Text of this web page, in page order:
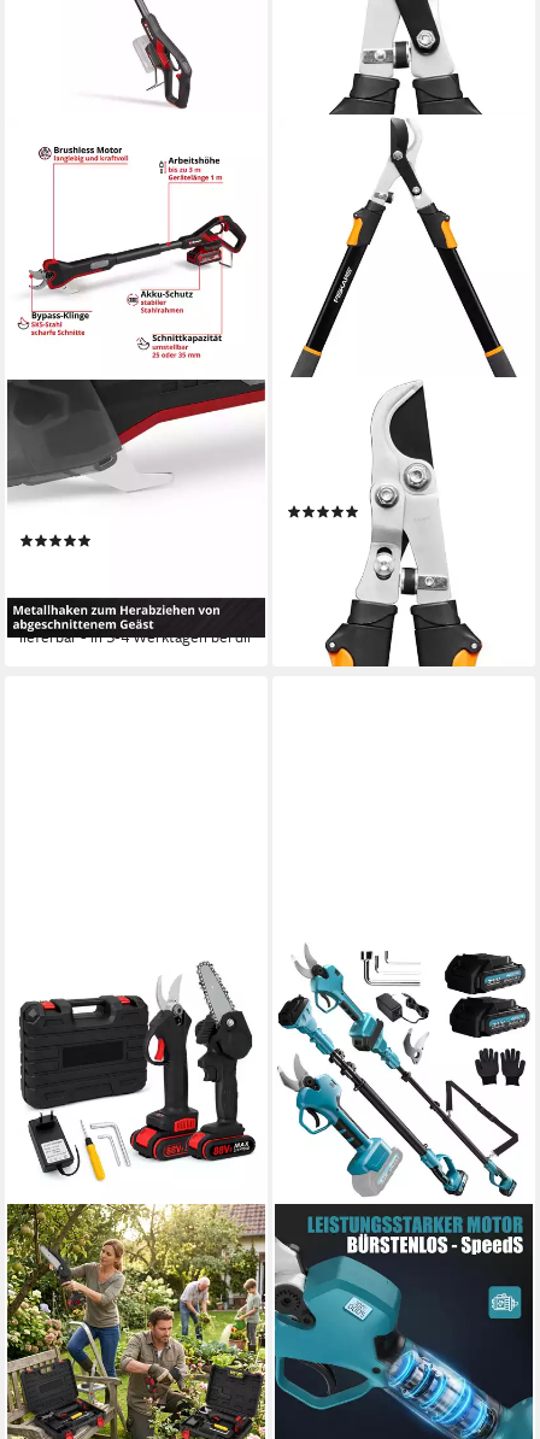
Akku-Astschere GP-LS 18/35
Li BL-Solo, bis 3 m
Arbeitshöhe, ohne Akku und
-16%
lieferbar - in 3-4 Werktagen bei dir
Astschere Fiskars L13
Teleskop-Astschere, Softgrip,
teleskopierbar
(10)
lieferbar - in 2-3 Werktagen bei dir